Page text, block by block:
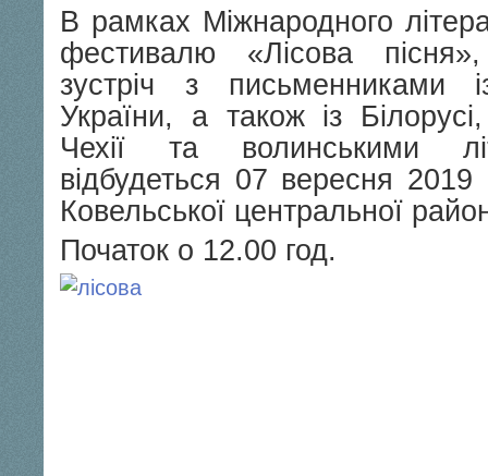
В рамках Міжнародного
фестивалю «Лісова
зустріч з письменниками
України, а також із
Чехії та волинськими
відбудеться 07 вересня
Ковельської центральної
Початок о 12.00 год.